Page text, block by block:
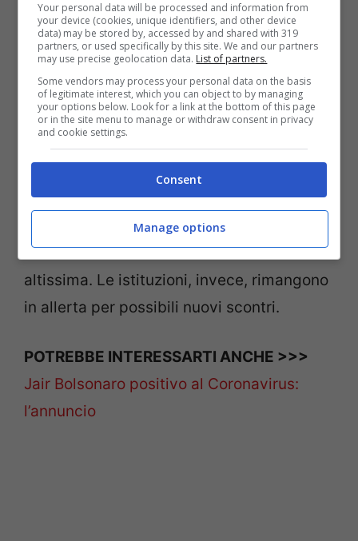
l’annuncio di tali restrizioni si è scatenato il
panico, trasformatosi, dopo pochi minuti,
in violenza inaudita contro il governo e il
presidente stesso. Alla base di tanta
rabbia, a detta dei manifestanti, ci sarebbe
la mal gestione dell’emergenza sanitaria
il voler proseguire, da parte del governo
stesso, con una politica autoritaria e un
controllo anti-democratico
sull’informazione stessa. La tensione resta
altissima. Le istituzioni, invece, rimangono
in allerta per possibili nuovi scontri.
POTREBBE INTERESSARTI ANCHE >>>
Jair Bolsonaro positivo al Coronavirus:
l’annuncio
Your personal data will be processed and information from
your device (cookies, unique identifiers, and other device
data) may be stored by, accessed by and shared with 319
partners, or used specifically by this site. We and our partners
may use precise geolocation data. List of partners.
Some vendors may process your personal data on the basis
of legitimate interest, which you can object to by managing
your options below. Look for a link at the bottom of this page
or in the site menu to manage or withdraw consent in privacy
and cookie settings.
Consent
Manage options